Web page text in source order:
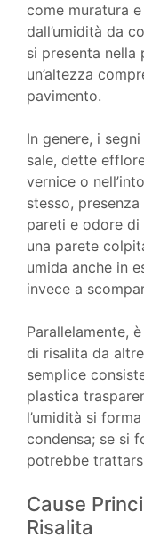
come muratura
dall’umidità da
si presenta nella
un’altezza
pavimento.
In genere, i
sale, dette
vernice o
stesso,
pareti e odore di
una parete
umida anche in
invece a
Parallelamente,
di risalita da
semplice
plastica
l’umidità si
condensa; se si
potrebbe
Cause
Risalita